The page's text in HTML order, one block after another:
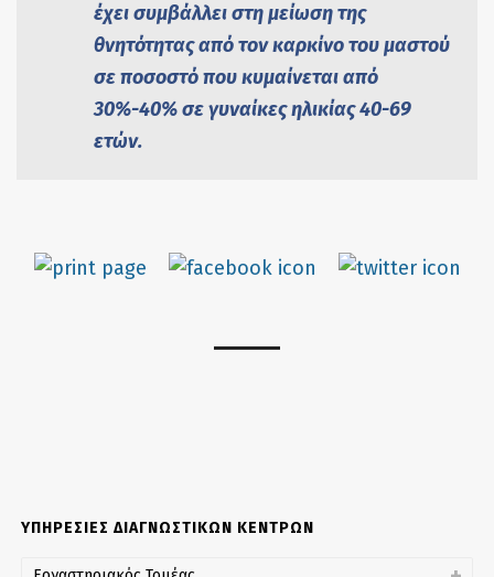
έχει συμβάλλει στη μείωση της
θνητότητας από τον καρκίνο του μαστού
σε ποσοστό που κυμαίνεται από
30%-40% σε γυναίκες ηλικίας 40-69
ετών.
ΥΠΗΡΕΣΙΕΣ ΔΙΑΓΝΩΣΤΙΚΩΝ ΚΕΝΤΡΩΝ